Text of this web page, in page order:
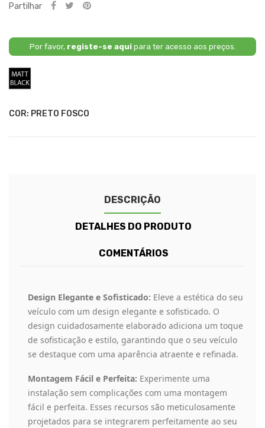
Partilhar
Por favor, registe-se aquipara ter acesso aos preços.
COR: PRETO FOSCO
DESCRIÇÃO
DETALHES DO PRODUTO
COMENTÁRIOS
Design Elegante e Sofisticado: Eleve a estética do seu
veículo com um design elegante e sofisticado. O
design cuidadosamente elaborado adiciona um toque
de sofisticação e estilo, garantindo que o seu veículo
se destaque com uma aparência atraente e refinada.
Montagem Fácil e Perfeita: Experimente uma
instalação sem complicações com uma montagem
fácil e perfeita. Esses recursos são meticulosamente
projetados para se integrarem perfeitamente ao seu